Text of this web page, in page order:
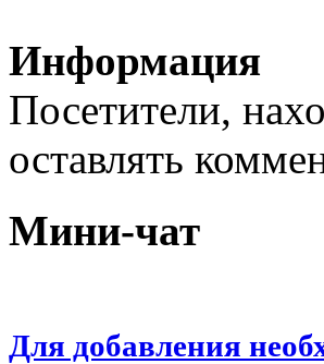
Информация
Посетители,
оставлять
Мини-чат
Для добавления